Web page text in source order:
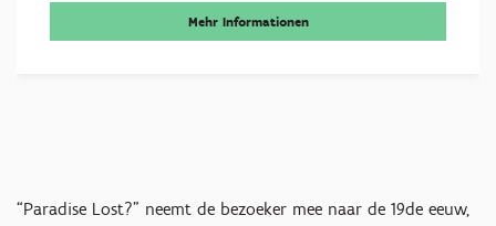
Mehr Informationen
“Paradise Lost?” neemt de bezoeker mee naar de 19de eeuw,